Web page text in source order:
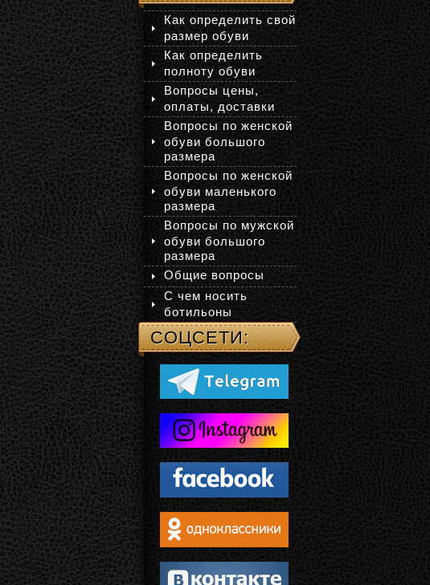
Как определить свой
размер обуви
Как определить
полноту обуви
Вопросы цены,
оплаты, доставки
Вопросы по женской
обуви большого
размера
Вопросы по женской
обуви маленького
размера
Вопросы по мужской
обуви большого
размера
Общие вопросы
С чем носить
ботильоны
СОЦСЕТИ: